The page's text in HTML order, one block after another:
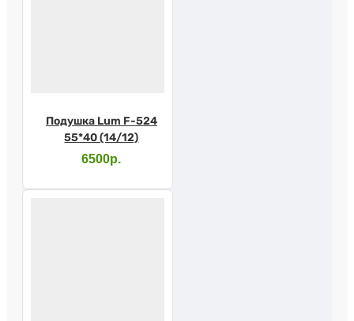
Подушка Lum F-524
55*40 (14/12)
6500р.